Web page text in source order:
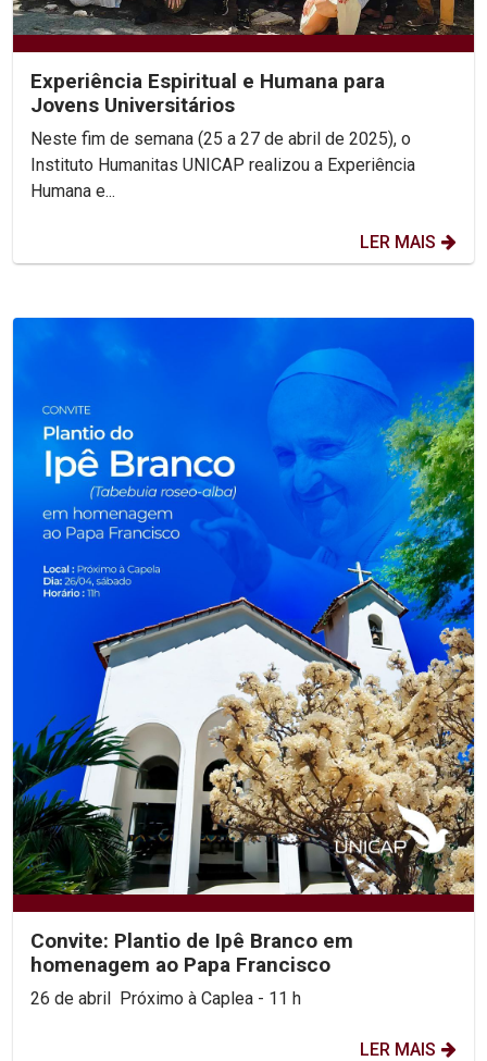
Experiência Espiritual e Humana para
Jovens Universitários
Neste fim de semana (25 a 27 de abril de 2025), o
Instituto Humanitas UNICAP realizou a Experiência
Humana e...
LER MAIS
Convite: Plantio de Ipê Branco em
homenagem ao Papa Francisco
26 de abril Próximo à Caplea - 11 h
LER MAIS